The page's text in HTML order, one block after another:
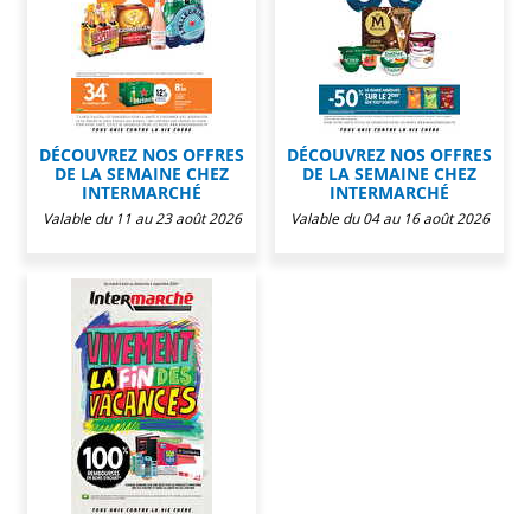
DÉCOUVREZ NOS OFFRES
DE LA SEMAINE CHEZ
INTERMARCHÉ
Valable du 11 au 23 août 2026
DÉCOUVREZ NOS OFFRES
DE LA SEMAINE CHEZ
INTERMARCHÉ
Valable du 04 au 16 août 2026